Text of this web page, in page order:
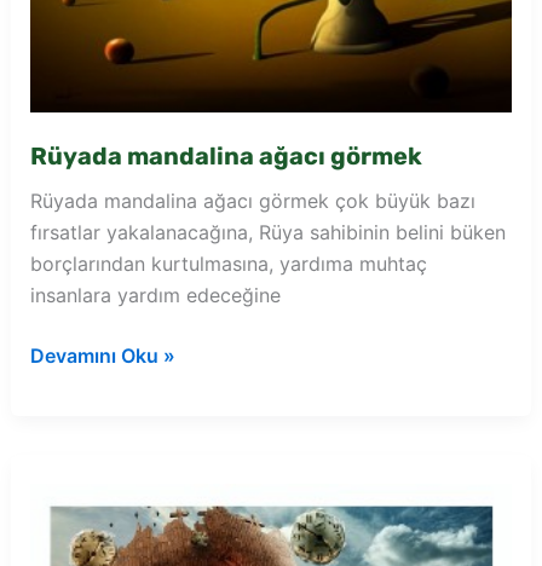
Rüyada mandalina ağacı görmek
Rüyada mandalina ağacı görmek çok büyük bazı
fırsatlar yakalanacağına, Rüya sahibinin belini büken
borçlarından kurtulmasına, yardıma muhtaç
insanlara yardım edeceğine
Rüyada
Devamını Oku »